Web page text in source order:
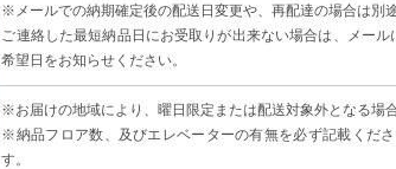
※メールでの納期確定後の配送日変更や、再配達の場合は別
ご連絡した最短納品日にお受取りが出来ない場合は、メー
希望日をお知らせください。
※お届けの地域により、曜日限定または配送対象外となる場
※納品フロア数、及びエレベーターの有無を必ず記載くだ
す。